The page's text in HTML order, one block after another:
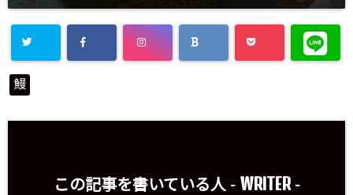
鰻
この記事を書いている人 - WRITER-